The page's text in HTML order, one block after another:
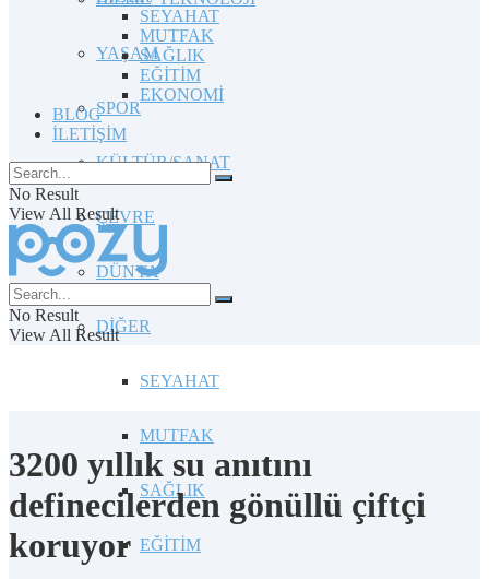
YAŞAM
SPOR
KÜLTÜR/SANAT
ÇEVRE
DÜNYA
DİĞER
SEYAHAT
MUTFAK
SAĞLIK
EĞİTİM
SEYAHAT
MUTFAK
SAĞLIK
EĞİTİM
EKONOMİ
BLOG
İLETİŞİM
No Result
View All Result
No Result
View All Result
3200 yıllık su anıtını
definecilerden gönüllü çiftçi
koruyor